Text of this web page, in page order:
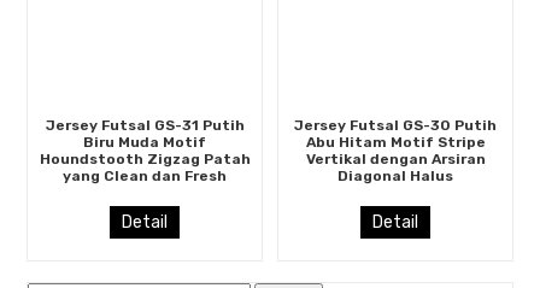
Jersey Futsal GS-31 Putih
Biru Muda Motif
Houndstooth Zigzag Patah
yang Clean dan Fresh
Detail
Jersey Futsal GS-30 Putih
Abu Hitam Motif Stripe
Vertikal dengan Arsiran
Diagonal Halus
Detail